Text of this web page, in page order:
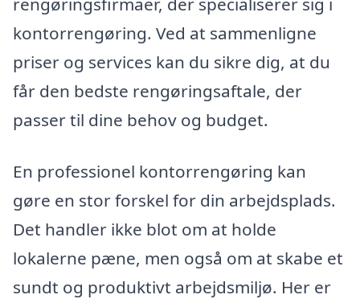
kontorrengøring. Ved at sammenligne
priser og services kan du sikre dig, at du
får den bedste rengøringsaftale, der
passer til dine behov og budget.
En professionel kontorrengøring kan
gøre en stor forskel for din arbejdsplads.
Det handler ikke blot om at holde
lokalerne pæne, men også om at skabe et
sundt og produktivt arbejdsmiljø. Her er